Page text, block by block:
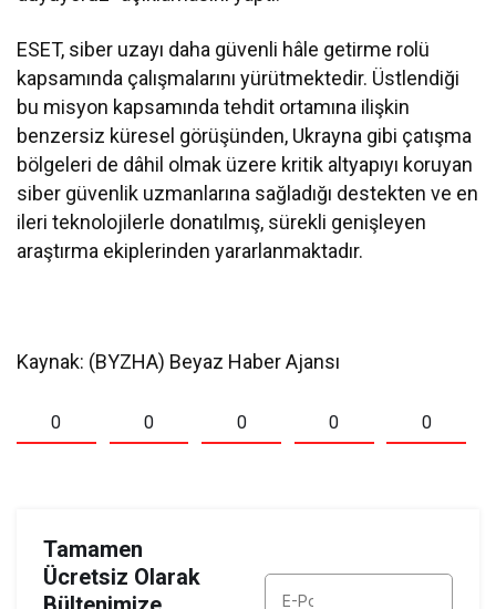
ESET, siber uzayı daha güvenli hâle getirme rolü
kapsamında çalışmalarını yürütmektedir. Üstlendiği
bu misyon kapsamında tehdit ortamına ilişkin
benzersiz küresel görüşünden, Ukrayna gibi çatışma
bölgeleri de dâhil olmak üzere kritik altyapıyı koruyan
siber güvenlik uzmanlarına sağladığı destekten ve en
ileri teknolojilerle donatılmış, sürekli genişleyen
araştırma ekiplerinden yararlanmaktadır.
Kaynak: (BYZHA) Beyaz Haber Ajansı
0 0 0 0 0
Tamamen
Ücretsiz Olarak